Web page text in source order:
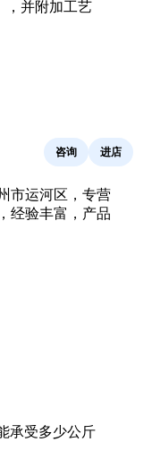
，并附加工艺
咨询 进店
市运河区，专营
经验丰富，产品
承受多少公斤